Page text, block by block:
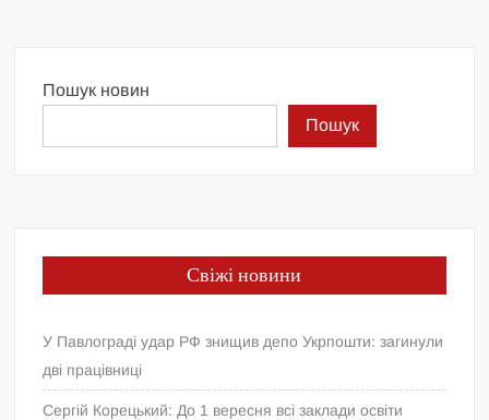
Пошук новин
Пошук
Свіжі новини
У Павлограді удар РФ знищив депо Укрпошти: загинули
дві працівниці
Сергій Корецький: До 1 вересня всі заклади освіти